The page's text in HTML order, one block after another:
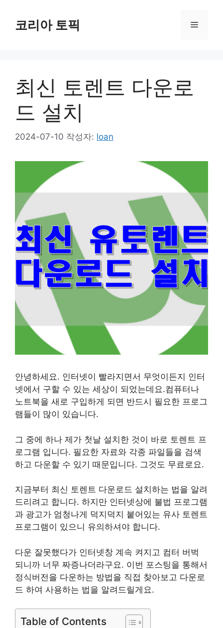
코리아 토픽 메
최신 토렌트 다운로
드 설치
2024-07-10 작성자: loan
안녕하세요. 인터넷이 빨라지면서 무엇이든지 인터
넷에서 구할 수 있는 세상이 되었는데요.컴퓨터나
노트북을 새로 구입하게 되면 반드시 필요한 프로그
램들이 많이 있습니다.
그 중에 하나 제가 첫날 설치한 것이 바로 토렌트 프
로그램 입니다. 필요한 자료와 각종 파일들을 검색
하고 다운할 수 있기 때문입니다. 그것도 무료로요.
지금부터 최신 토렌트 다운로드 설치하는 법을 알려
드리려고 합니다. 하지만 인터넷상에 불법 프로그램
과 광고가 엄청나게 덕지덕지 붙어있는 유사 토렌트
프로그램이 있으니 유의하셔야 합니다.
다운 잘못했다가 인터넷창 계속 켜지고 컴터 버벅
되니까 너무 짜증나더라구요. 이번 포스팅을 통해서
정식버전을 다운하는 방법을 직접 찾아보고 다운로
드 하여 사용하는 법을 알려드릴게요. ​
Table of Contents